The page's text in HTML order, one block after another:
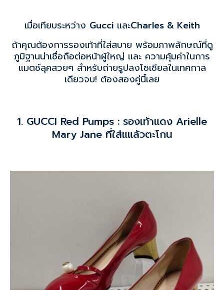
เมื่อเทียบระหว่าง GucciและCharles & Keith
ถ้าคุณต้องการรองเท้าที่ใส่สบาย พร้อมภาพลักษณ์ที่ดู
ภูมิฐานน่าเชื่อถือต่อหน้าผู้ใหญ่ และ ความคุ้มค่าในการ
แมตช์ลุคสวยๆ สำหรับถ่ายรูปลงโซเชียลในเทศกาล
เดียวจบ! ต้องสองคู่นี้เลย
1. GUCCI Red Pumps : รองเท้าแดง Arielle
Mary Jane ที่ใส่แแล้วตะโกน